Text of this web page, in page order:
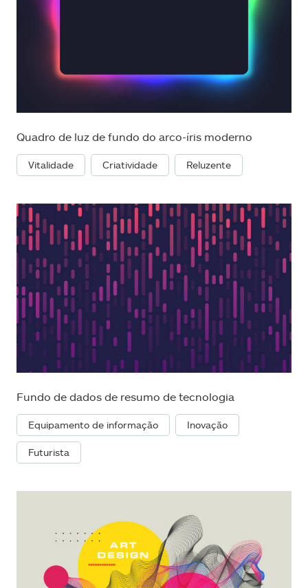
Quadro de luz de fundo do arco-íris moderno
Vitalidade Criatividade Reluzente
Fundo de dados de resumo de tecnologia
Equipamento de informação Inovação
Futurista